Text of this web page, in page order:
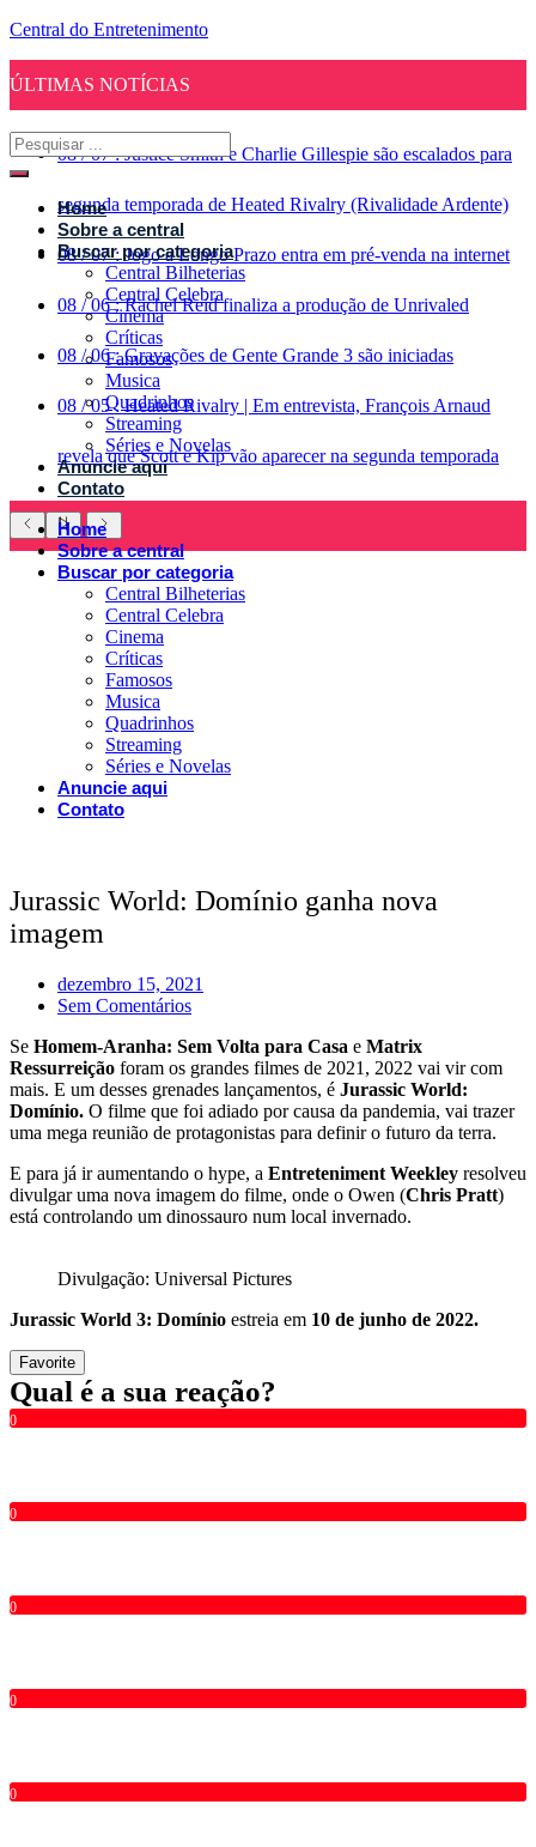
Central do Entretenimento
ÚLTIMAS NOTÍCIAS
08 / 07 : Justice Smith e Charlie Gillespie são escalados para
segunda temporada de Heated Rivalry (Rivalidade Ardente)
08 / 07 : Jogo a Longo Prazo entra em pré-venda na internet
08 / 06 : Rachel Reid finaliza a produção de Unrivaled
08 / 06 : Gravações de Gente Grande 3 são iniciadas
08 / 05 : Heated Rivalry | Em entrevista, François Arnaud
revela que Scott e Kip vão aparecer na segunda temporada
Home
Sobre a central
Buscar por categoria
Central Bilheterias
Central Celebra
Cinema
Críticas
Famosos
Musica
Quadrinhos
Streaming
Séries e Novelas
Anuncie aqui
Contato
Home
Sobre a central
Buscar por categoria
Central Bilheterias
Central Celebra
Cinema
Críticas
Famosos
Musica
Quadrinhos
Streaming
Séries e Novelas
Anuncie aqui
Contato
Jurassic World: Domínio ganha nova
imagem
dezembro 15, 2021
Sem Comentários
Se Homem-Aranha: Sem Volta para Casa e Matrix
Ressurreição foram os grandes filmes de 2021, 2022 vai vir com
mais. E um desses grenades lançamentos, é Jurassic World:
Domínio. O filme que foi adiado por causa da pandemia, vai trazer
uma mega reunião de protagonistas para definir o futuro da terra.
E para já ir aumentando o hype, a Entreteniment Weekley resolveu
divulgar uma nova imagem do filme, onde o Owen (Chris Pratt)
está controlando um dinossauro num local invernado.
Divulgação: Universal Pictures
Jurassic World 3: Domínio estreia em 10 de junho de 2022.
Favorite
Qual é a sua reação?
0
0
0
0
0